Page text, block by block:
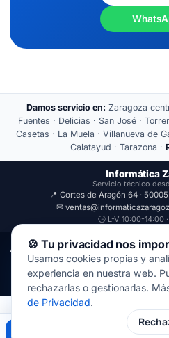
Damos servicio en: Zaragoza
Fuentes · Delicias · San José ·
Casetas · La Muela · Villanueva de
Calatayud · Tarazona ·
Informática
Servicio técnico
📍 Cortes de Aragón 64 ·
✉
🕒 L-V 10:00-14:00
Aviso Legal
Política de Privacidad
© 2000-2026 · Javal Informática
· Reparación de
🍪 Tu privacidad nos
Usamos cookies propias y
experiencia en nuestra web.
rechazarlas o gestionarlas.
de Privacidad.